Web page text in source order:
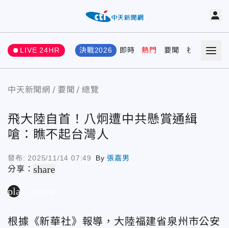
LIVE 24HR 決戰2026 即時 熱門 要聞 社會 娛樂
中天新聞網 要聞 總覽
飛大陸自首！八炯遭中共懸賞通緝
嗆：瞧不起台灣人
發布: 2025/11/14 07:49 By張嘉男
分享：share
play_arrow
根據《新華社》報導，大陸福建省泉州市公安